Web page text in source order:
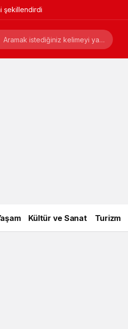
şekillendirdi
Kültür ve Sanat Turizm